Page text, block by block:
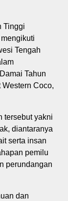
Tinggi
Tengah
Tahun
Coco,
tersebut yakni
diantaranya
serta insan
pemilu
perundangan
dan